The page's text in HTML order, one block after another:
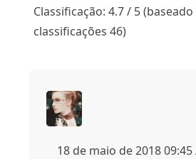
Classificação: 4.7 / 5 (baseado
classificações 46)
18 de maio de 2018